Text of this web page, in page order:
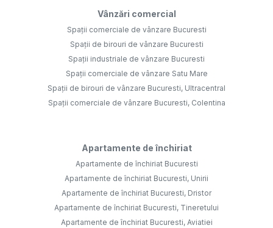
Vânzări comercial
Spații comerciale de vânzare Bucuresti
Spații de birouri de vânzare Bucuresti
Spații industriale de vânzare Bucuresti
Spații comerciale de vânzare Satu Mare
Spații de birouri de vânzare Bucuresti, Ultracentral
Spații comerciale de vânzare Bucuresti, Colentina
Apartamente de închiriat
Apartamente de închiriat Bucuresti
Apartamente de închiriat Bucuresti, Unirii
Apartamente de închiriat Bucuresti, Dristor
Apartamente de închiriat Bucuresti, Tineretului
Apartamente de închiriat Bucuresti, Aviatiei